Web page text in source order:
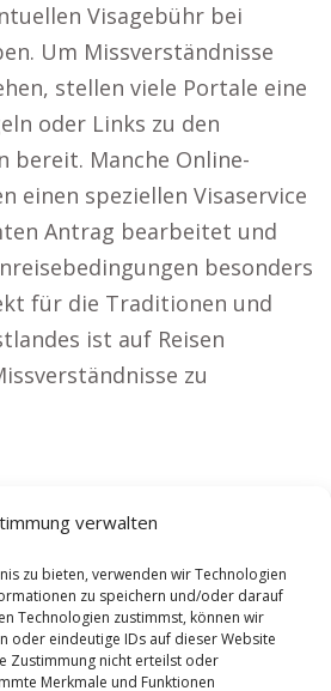
verwalten
zu bieten, verwenden wir Technologien
zu speichern und/oder darauf
Technologien zustimmst, können wir
oder eindeutige IDs auf dieser Website
Zustimmung nicht erteilst oder
Merkmale und Funktionen
Visagebühr bei
Um Missverständnisse
stellen viele Portale eine
oder Links zu den
bereit. Manche Online-
einen speziellen Visaservice
Antrag bearbeitet und
besonders
für die Traditionen und
ist auf Reisen
zu
| Kirche Dahn
Versicherung Dahn|